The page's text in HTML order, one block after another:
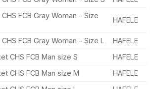
FCB Gray Woman – Size
HAFELE
FCB Gray Woman – Size L
HAFELE
CHS FCB Man size S
HAFELE
CHS FCB Man size M
HAFELE